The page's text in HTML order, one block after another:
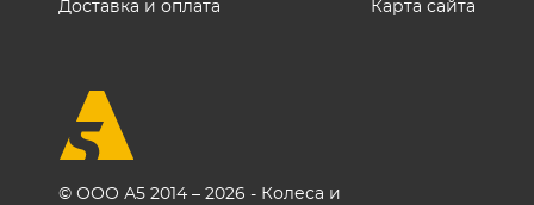
© ООО А5 2014 – 2026 - Колеса и
Доставка и оплата
Карта сайта